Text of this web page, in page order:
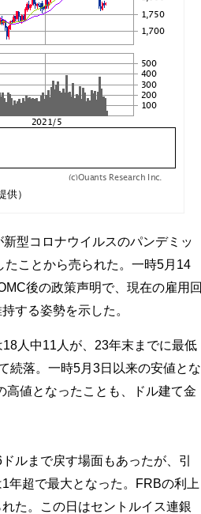
）
型コロナウイルスのパンデミッ
ことから売られた。一時5月14
後の政策声明で、現在の雇用回
する姿勢を示した。
人中11人が、23年末までに最低
続落。一時5月3日以来の安値とな
高値となったことも、ドル建て金
ルまで戻す場面もあったが、引
年超で最大となった。FRBの利上
た。この日はセントルイス連銀